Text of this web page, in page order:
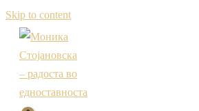
Skip to content